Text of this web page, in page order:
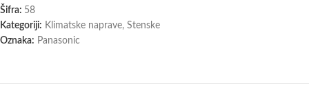
Šifra: 58
Kategoriji: Klimatske naprave, Stenske
Oznaka: Panasonic